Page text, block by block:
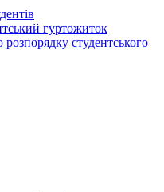
гуртожиток
студентського